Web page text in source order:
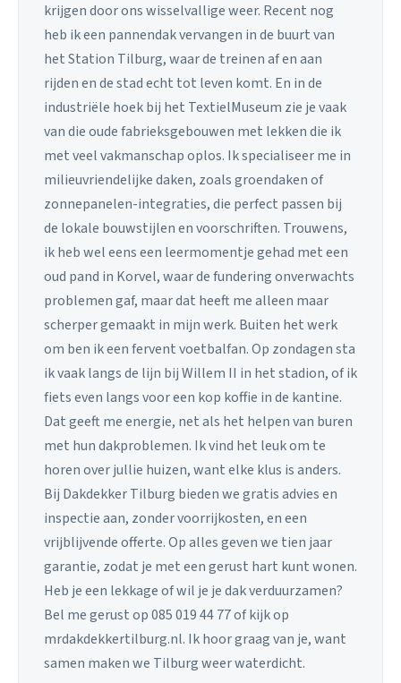
krijgen door ons wisselvallige weer. Recent nog
heb ik een pannendak vervangen in de buurt van
het Station Tilburg, waar de treinen af en aan
rijden en de stad echt tot leven komt. En in de
industriële hoek bij het TextielMuseum zie je vaak
van die oude fabrieksgebouwen met lekken die ik
met veel vakmanschap oplos. Ik specialiseer me in
milieuvriendelijke daken, zoals groendaken of
zonnepanelen-integraties, die perfect passen bij
de lokale bouwstijlen en voorschriften. Trouwens,
ik heb wel eens een leermomentje gehad met een
oud pand in Korvel, waar de fundering onverwachts
problemen gaf, maar dat heeft me alleen maar
scherper gemaakt in mijn werk. Buiten het werk
om ben ik een fervent voetbalfan. Op zondagen sta
ik vaak langs de lijn bij Willem II in het stadion, of ik
fiets even langs voor een kop koffie in de kantine.
Dat geeft me energie, net als het helpen van buren
met hun dakproblemen. Ik vind het leuk om te
horen over jullie huizen, want elke klus is anders.
Bij Dakdekker Tilburg bieden we gratis advies en
inspectie aan, zonder voorrijkosten, en een
vrijblijvende offerte. Op alles geven we tien jaar
garantie, zodat je met een gerust hart kunt wonen.
Heb je een lekkage of wil je je dak verduurzamen?
Bel me gerust op 085 019 44 77 of kijk op
mrdakdekkertilburg.nl. Ik hoor graag van je, want
samen maken we Tilburg weer waterdicht.